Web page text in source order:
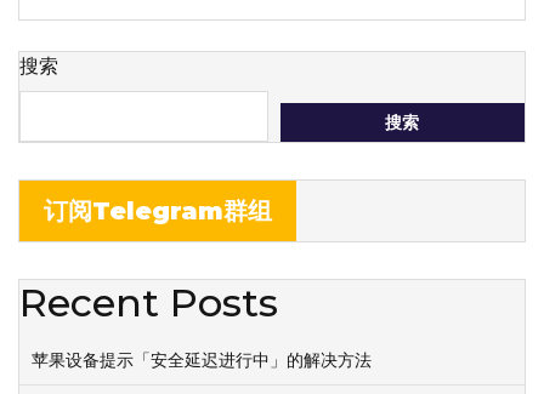
端
可
选
择
搜索
搜索
订阅Telegram群组
Recent Posts
苹果设备提示「安全延迟进行中」的解决方法